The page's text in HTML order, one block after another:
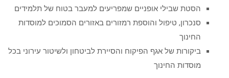
הסטת שבילי אופניים שמפריעים למעבר בטוח של תלמידים
סנכרון, טיפול והוספת רמזורים באזורים הסמוכים למוסדות
החינוך
ביקורות של אגף הפיקוח והסיירת לביטחון ולשיטור עירוני בכל
מוסדות החינוך